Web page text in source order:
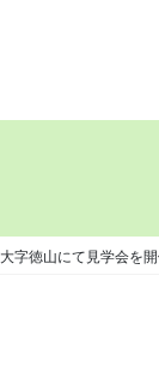
字徳山にて見学会を開